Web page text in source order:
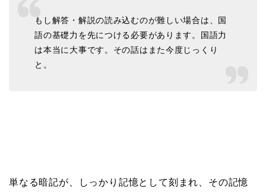
もし解答・解説の読み込むのが難しい場合は、国
語の基礎力を先につける必要があります。国語力
は本当に大事です。その話はまた今度じっくり
と。
単なる暗記が、しっかり記憶として刻まれ、その記憶